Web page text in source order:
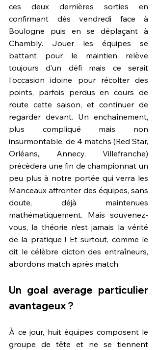
ces deux dernières sorties en
confirmant dès vendredi face à
Boulogne puis en se déplaçant à
Chambly. Jouer les équipes se
battant pour le maintien relève
toujours d’un défi mais ce serait
l'occasion idoine pour récolter des
points, parfois perdus en cours de
route cette saison, et continuer de
regarder devant. Un enchaînement,
plus compliqué mais non
insurmontable, de 4 matchs (Red Star,
Orléans, Annecy, Villefranche)
précèdera une fin de championnat un
peu plus à notre portée qui verra les
Manceaux affronter des équipes, sans
doute, déjà maintenues
mathématiquement. Mais souvenez-
vous, la théorie n’est jamais la vérité
de la pratique ! Et surtout, comme le
dit le célèbre dicton des entraîneurs,
abordons match après match.
Un goal average particulier
avantageux ?
À ce jour, huit équipes composent le
groupe de tête et ne se tiennent